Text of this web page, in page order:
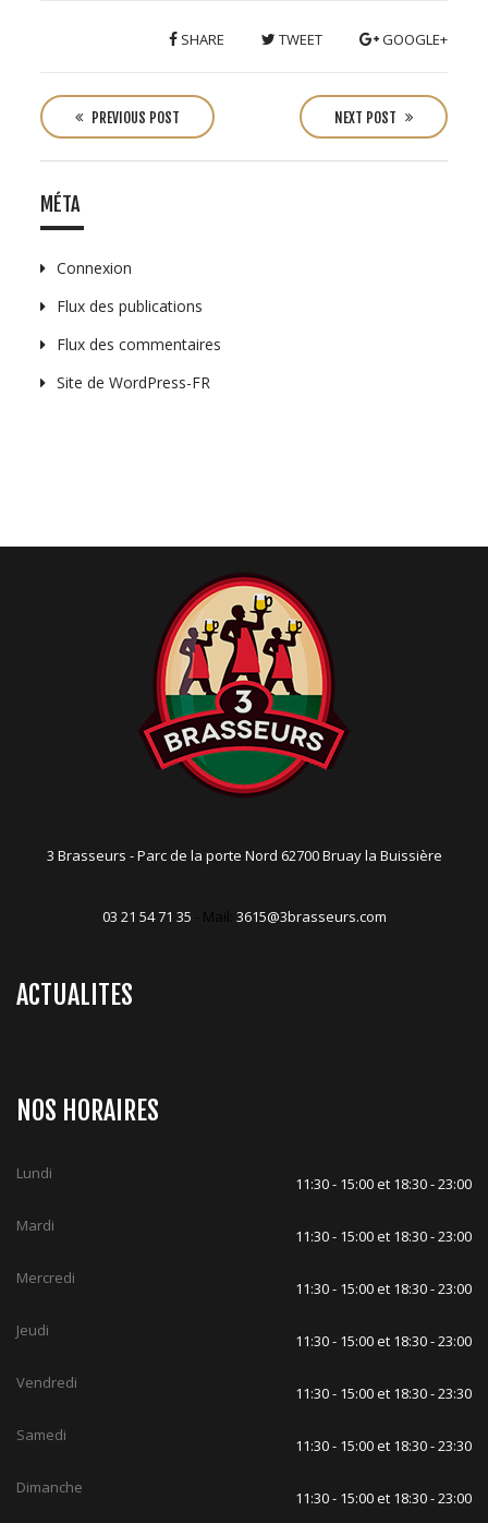
SHARE TWEET GOOGLE+
o
s
t
n
a
v
g
a
i
PREVIOUS POST NEXT POST
MÉTA
Connexion
Flux des publications
Flux des commentaires
Site de WordPress-FR
3 Brasseurs - Parc de la porte Nord 62700 Bruay la Buissière
03 21 54 71 35 - Mail: 3615@3brasseurs.com
ACTUALITES
NOS HORAIRES
Lundi
11:30 - 15:00 et 18:30 - 23:00
Mardi
11:30 - 15:00 et 18:30 - 23:00
Mercredi
11:30 - 15:00 et 18:30 - 23:00
Jeudi
11:30 - 15:00 et 18:30 - 23:00
Vendredi
11:30 - 15:00 et 18:30 - 23:30
Samedi
11:30 - 15:00 et 18:30 - 23:30
Dimanche
11:30 - 15:00 et 18:30 - 23:00